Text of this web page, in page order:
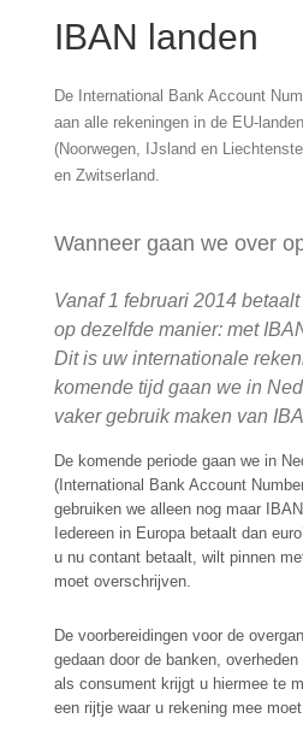
IBAN landen
De International Bank Account
aan alle rekeningen in de EU-
(Noorwegen, IJsland en
en Zwitserland.
Wanneer gaan we over
Vanaf 1 februari 2014
op dezelfde manier: met
Dit is uw internationale
komende tijd gaan we in
vaker gebruik maken van
De komende periode gaan we in
(International Bank Account
gebruiken we alleen nog maar
Iedereen in Europa betaalt dan
u nu contant betaalt, wilt pinnen
moet overschrijven.
De voorbereidingen voor de
gedaan door de banken,
als consument krijgt u hiermee te
een rijtje waar u rekening mee